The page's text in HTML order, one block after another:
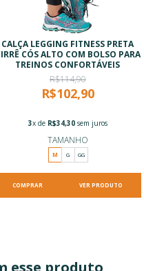
CALÇA LEGGING FITNESS PRETA
CÓS ALTO COM BOLSO PARA
TREINOS CONFORTÁVEIS
R$114,90
R$102,90
3x de R$34,30sem juros
TAMANHO
M G GG
VER PRODUTO